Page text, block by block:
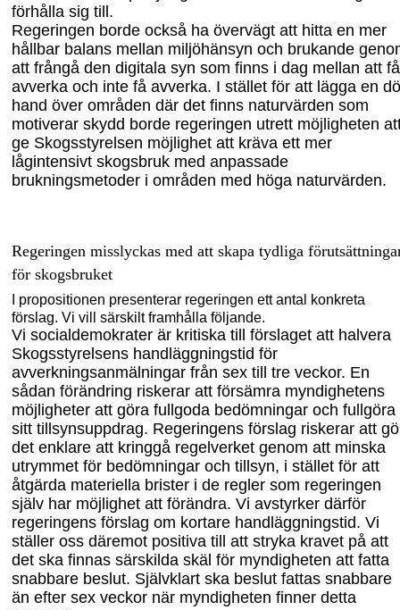
förhålla sig till.
Regeringen borde också ha övervägt att hitta en mer
hållbar balans mellan miljöhänsyn och brukande
att frångå den digitala syn som finns i dag mellan att få
avverka och inte få avverka. I stället för att lägga en
hand över områden där det finns naturvärden som
motiverar skydd borde regeringen utrett möjligheten
ge Skogsstyrelsen möjlighet att kräva ett mer
lågintensivt skogsbruk med anpassade
brukningsmetoder i områden med höga naturvärden.
Regeringen misslyckas med att skapa tydliga
för skogsbruket
I propositionen presenterar regeringen ett antal konkreta
förslag. Vi vill särskilt framhålla följande.
Vi socialdemokrater är kritiska till förslaget att halvera
Skogsstyrelsens hand läggningstid för
avverkningsanmälningar från sex till tre veckor. En
sådan förändring riskerar att försämra myndighetens
möjligheter att göra fullgoda bedömningar och fullgöra
sitt tillsynsuppdrag. Regeringens förslag riskerar att
det enklare att kringgå regelverket genom att minska
utrymmet för bedömningar och tillsyn, i stället för att
åtgärda materiella brister i de regler som regeringen
själv har möjlighet att förändra. Vi avstyrker därför
regeringens förslag om kortare handläggningstid. Vi
ställer oss däremot positiva till att stryka kravet på att
det ska finnas särskilda skäl för myndigheten att fatta
snabbare beslut. Självklart ska beslut fattas snabbare
än efter sex veckor när myndigheten finner detta